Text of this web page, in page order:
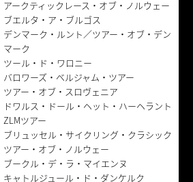
アークティックレース・オブ・ノルウェー
ブエルタ・ア・ブルゴス
デンマーク・ルント／ツアー・オブ・デン
マーク
ツール・ド・ワロニー
バロワーズ・ベルジャム・ツアー
ツアー・オブ・スロヴェニア
ドワルス・ドール・ヘット・ハーヘラント
ZLMツアー
ブリュッセル・サイクリング・クラシック
ツアー・オブ・ノルウェー
ブークル・デ・ラ・マイエンヌ
キャトルジュール・ド・ダンケルク